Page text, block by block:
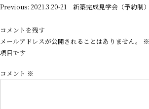
投
ナ
ビ
ゲ
シ
Previous: 2021.3.20-21 新築完成見学会（予約制）
コメントを残す
メールアドレスが公開されることはありません。
※
項目です
コメント ※